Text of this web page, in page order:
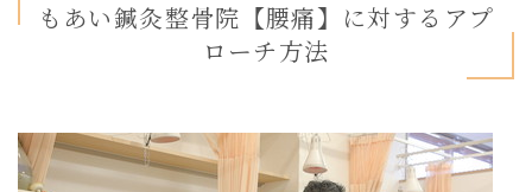
もあい鍼灸整骨院【腰痛】に対するアプ
ローチ方法